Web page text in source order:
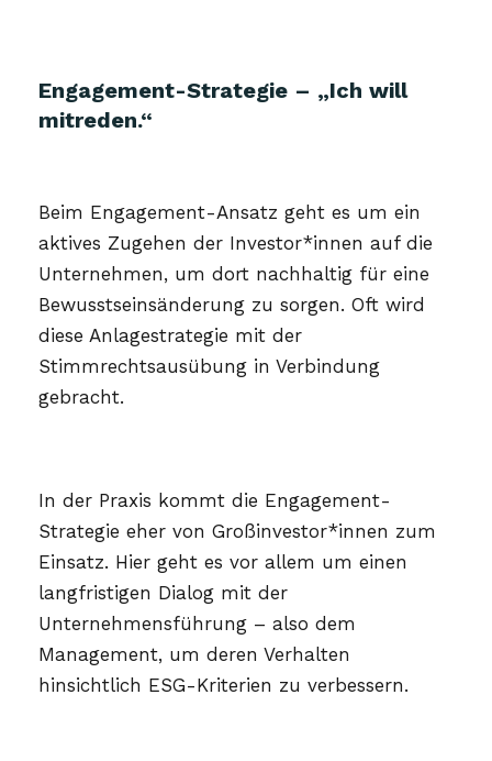
Engagement-Strategie – „Ich will
mitreden.“
Beim Engagement-Ansatz geht es um ein
aktives Zugehen der Investor*innen auf die
Unternehmen, um dort nachhaltig für eine
Bewusstseinsänderung zu sorgen. Oft wird
diese Anlagestrategie mit der
Stimmrechtsausübung in Verbindung
gebracht.
In der Praxis kommt die Engagement-
Strategie eher von Großinvestor*innen zum
Einsatz. Hier geht es vor allem um einen
langfristigen Dialog mit der
Unternehmensführung – also dem
Management, um deren Verhalten
hinsichtlich ESG-Kriterien zu verbessern.